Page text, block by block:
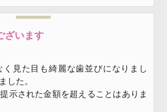
ざいます
見た目も綺麗な歯並びになりまし
した。
示された金額を超えることはありま